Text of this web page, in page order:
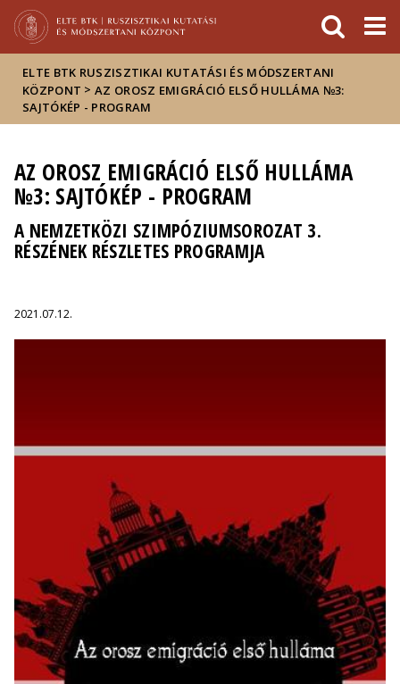
Hírek
Események
ELTE a
sajtóban
ELTE BTK RUSZISZTIKAI KUTATÁSI ÉS MÓDSZERTANI
KÖZPONT > AZ OROSZ EMIGRÁCIÓ ELSŐ HULLÁMA №3:
SAJTÓKÉP - PROGRAM
AZ OROSZ EMIGRÁCIÓ ELSŐ HULLÁMA
№3: SAJTÓKÉP - PROGRAM
A NEMZETKÖZI SZIMPÓZIUMSOROZAT 3.
RÉSZÉNEK RÉSZLETES PROGRAMJA
2021.07.12.